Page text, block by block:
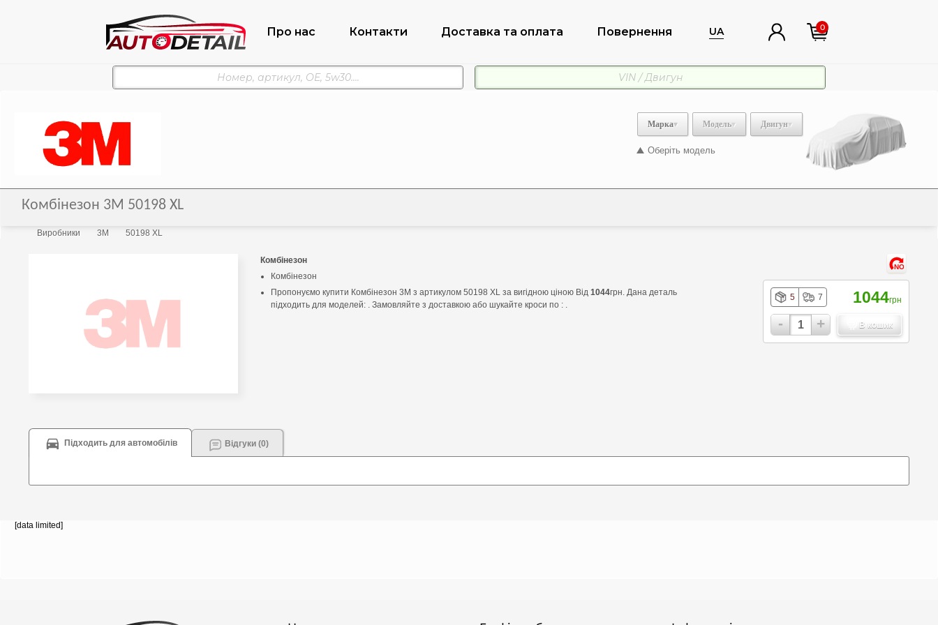
Про нас Контакти Доставка та оплата Повернення UA 0
Марка Модель Двигун
Оберіть модель
Комбінезон 3M 50198 XL
Виробники 3M 50198 XL
Комбінезон
Комбінезон
Пропонуємо купити Комбінезон 3M з артикулом 50198 XL за вигідною ціною Від 1044грн. Дана деталь
підходить для моделей: . Замовляйте з доставкою або шукайте кроси по : .
NO
5 7 1044грн
- + В кошик
Підходить для автомобілів Відгуки (0)
[data limited]